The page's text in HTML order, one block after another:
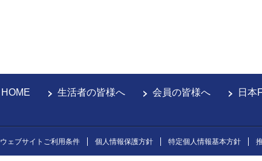
HOME 生活者の皆様へ 会員の皆様へ 日本
ウェブサイトご利用条件 個人情報保護方針 特定個人情報基本方針